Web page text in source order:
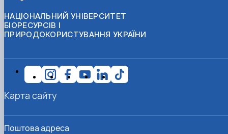
НАЦІОНАЛЬНИЙ УНІВЕРСИТЕТ
БІОРЕСУРСІВ І
ПРИРОДОКОРИСТУВАННЯ УКРАЇНИ
Поштова адреса
Карта сайту